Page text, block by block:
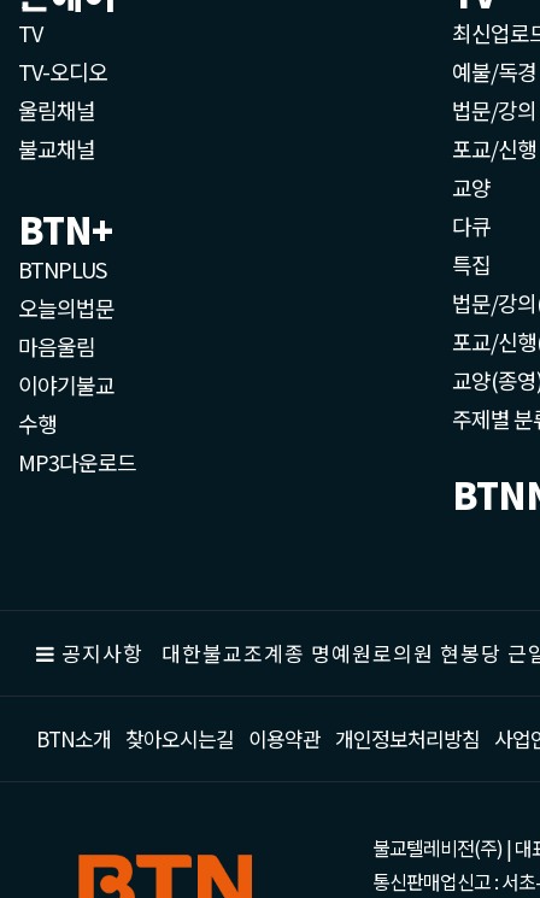
TV
TV-오디오
울림채널
불교채널
BTN+
BTNPLUS
오늘의법문
마음울림
이야기불교
수행
MP3다운로드
최신업로
예불/독경
법문/강의
포교/신행
교양
다큐
특집
법문/강
포교/신
교양(종
주제별 분
공지사항 대한불교조계종 명예원로의원 현봉당
BTN소개 찾아오시는길 이용약관 개인정보처리방침 사업
불교텔레비전(주) | 대
통신판매업신고 : 서